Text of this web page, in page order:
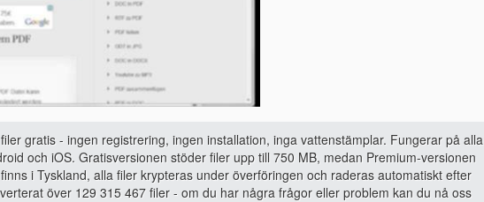
gratis - ingen registrering, ingen installation, inga vattenstämplar. Fungerar på alla
och iOS. Gratisversionen stöder filer upp till 750 MB, medan Premium-versionen
i Tyskland, alla filer krypteras under överföringen och raderas automatiskt efter
över 129 315 467 filer - om du har några frågor eller problem kan du nå oss